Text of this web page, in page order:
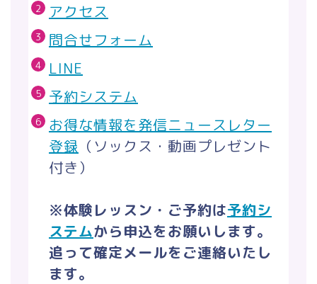
アクセス
問合せフォーム
LINE
予約システム
お得な情報を発信ニュースレター
登録 （ソックス・動画プレゼント
付き）
※体験レッスン・ご予約は予約シ
ステムから申込をお願いします。
追って確定メールをご連絡いたし
ます。